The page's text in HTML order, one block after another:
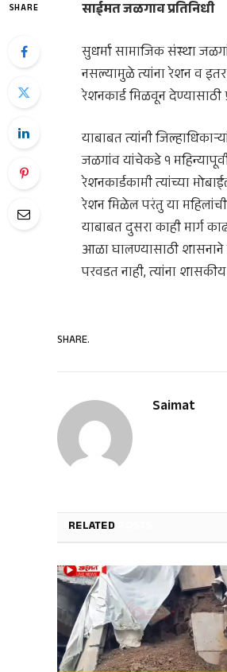
SHARE
साईमत जळगाव प्रतिनिधी
सुधर्मा सामाजिक संस्था
नसल्यामुळे त्यांना रेशन व
रेशनकार्ड मिळवून
याबाबत त्यांनी
जळगांव यांचेकडे १
रेशनकार्डकामी त्यांच्या
रेशन मिळेल परंतु या
याबाबत दुसरा काही मार्ग
आळा घालण्यासाठी
परवडत नाही, त्यांना
SHARE.
Saimat
RELATED